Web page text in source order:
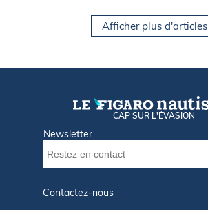
Afficher plus d'articles
CAP SUR L'ÉVASION
Newsletter
Contactez-nous